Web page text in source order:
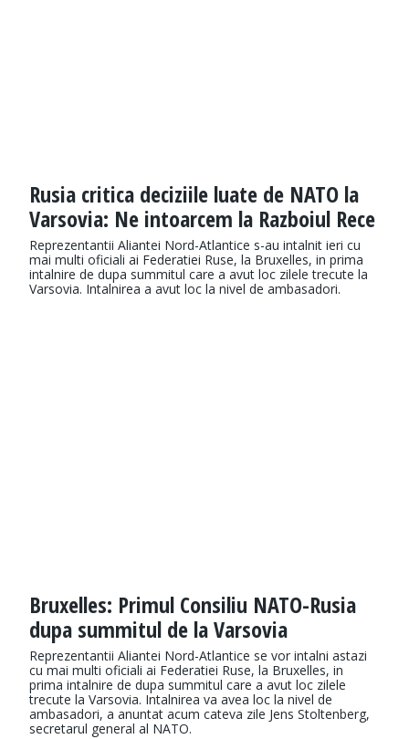
Rusia critica deciziile luate de NATO la
Varsovia: Ne intoarcem la Razboiul Rece
Reprezentantii Aliantei Nord-Atlantice s-au intalnit ieri cu
mai multi oficiali ai Federatiei Ruse, la Bruxelles, in prima
intalnire de dupa summitul care a avut loc zilele trecute la
Varsovia. Intalnirea a avut loc la nivel de ambasadori.
Bruxelles: Primul Consiliu NATO-Rusia
dupa summitul de la Varsovia
Reprezentantii Aliantei Nord-Atlantice se vor intalni astazi
cu mai multi oficiali ai Federatiei Ruse, la Bruxelles, in
prima intalnire de dupa summitul care a avut loc zilele
trecute la Varsovia. Intalnirea va avea loc la nivel de
ambasadori, a anuntat acum cateva zile Jens Stoltenberg,
secretarul general al NATO.